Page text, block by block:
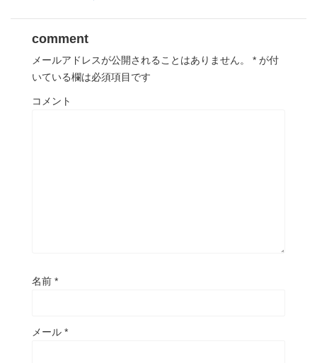
comment
メールアドレスが公開されることはありません。 * が付
いている欄は必須項目です
コメント
名前 *
メール *